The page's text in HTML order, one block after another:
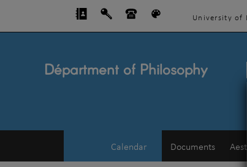
University of
Départment of Philosophy
Calendar Documents